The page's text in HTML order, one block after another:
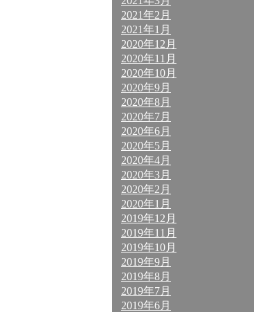
2021年2月
2021年1月
2020年12月
2020年11月
2020年10月
2020年9月
2020年8月
2020年7月
2020年6月
2020年5月
2020年4月
2020年3月
2020年2月
2020年1月
2019年12月
2019年11月
2019年10月
2019年9月
2019年8月
2019年7月
2019年6月